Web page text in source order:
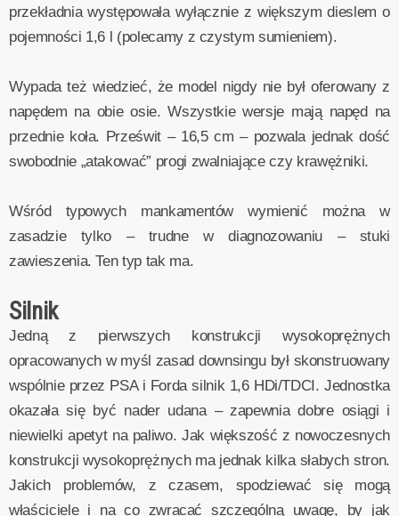
przekładnia występowała wyłącznie z większym dieslem o
pojemności 1,6 l (polecamy z czystym sumieniem).
Wypada też wiedzieć, że model nigdy nie był oferowany z
napędem na obie osie. Wszystkie wersje mają napęd na
przednie koła. Prześwit – 16,5 cm – pozwala jednak dość
swobodnie „atakować” progi zwalniające czy krawężniki.
Wśród typowych mankamentów wymienić można w
zasadzie tylko – trudne w diagnozowaniu – stuki
zawieszenia. Ten typ tak ma.
Silnik
Jedną z pierwszych konstrukcji wysokoprężnych
opracowanych w myśl zasad downsingu był skonstruowany
wspólnie przez PSA i Forda silnik 1,6 HDi/TDCI. Jednostka
okazała się być nader udana – zapewnia dobre osiągi i
niewielki apetyt na paliwo. Jak większość z nowoczesnych
konstrukcji wysokoprężnych ma jednak kilka słabych stron.
Jakich problemów, z czasem, spodziewać się mogą
właściciele i na co zwracać szczególną uwagę, by jak